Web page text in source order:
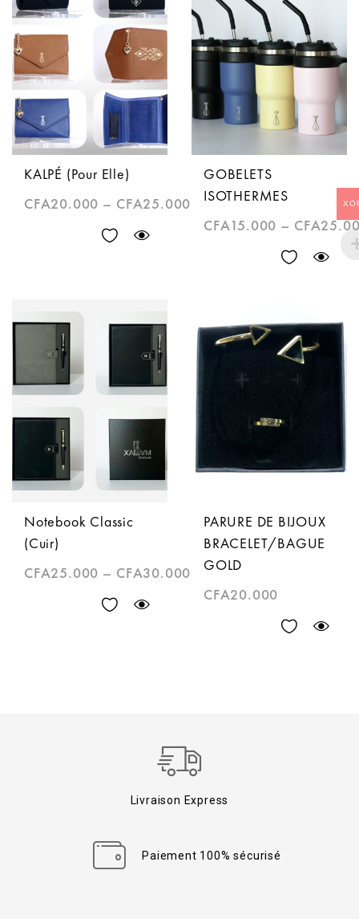
KALPÉ (Pour Elle)
CFA20.000 – CFA25.000
GOBELETS
ISOTHERMES
CFA15.000 – CFA
Notebook Classic
(Cuir)
CFA25.000 – CFA30.000
PARURE DE BIJOUX
BRACELET/BAGUE
GOLD
CFA20.000
Livraison Express
Paiement 100% sécurisé